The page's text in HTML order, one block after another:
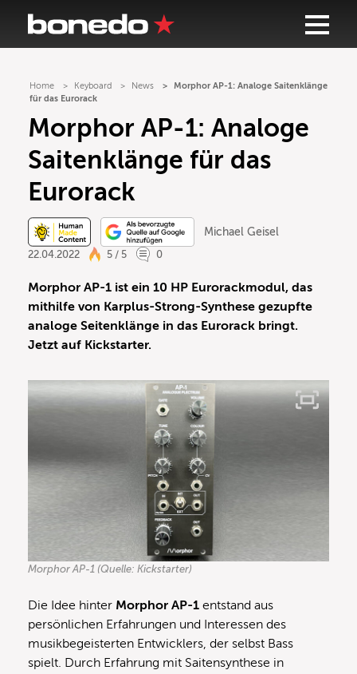
Home Keyboard News
Morphor AP-1: Analoge Saitenklänge
für das Eurorack
Morphor AP-1: Analoge
Saitenklänge für das
Eurorack
Michael Geisel
22.04.2022
5 / 5 0
Morphor AP-1 ist ein 10 HP Eurorackmodul, das
mithilfe von Karplus-Strong-Synthese gezupfte
analoge Seitenklänge in das Eurorack bringt.
Jetzt auf Kickstarter.
Morphor AP-1 (Quelle: Kickstarter)
Die Idee hinter Morphor AP-1 entstand aus
persönlichen Erfahrungen und Interessen des
musikbegeisterten Entwicklers, der selbst Bass
spielt. Durch Erfahrung mit Saitensynthese in